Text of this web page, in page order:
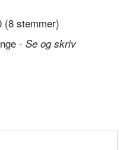
(8 stemmer)
- Se og skriv